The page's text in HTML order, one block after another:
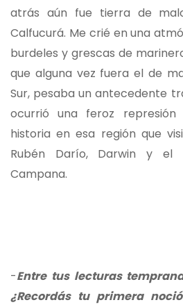
atrás aún fue tierra de
Calfucurá. Me crié en una
burdeles y grescas de
que alguna vez fuera el de
Sur, pesaba un antecedente
ocurrió una feroz represión
historia en esa región que
Rubén Darío, Darwin y el
Campana.
-Entre tus lecturas
¿Recordás tu primera